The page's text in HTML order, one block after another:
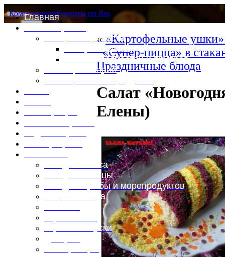
Главная
Специи и пряности
Специи и диета
Каталог пряностей и приправ
Таблица калорий
Блюда из мяса
Блюда из птицы
Блюда из рыбы и морепродуктов
Вторые блюда
Горячие закуски
КомментарииРецепты по Rss
««Картофельные
«Супер-пицца» в
Праздничные блюда
Салат
Елены)